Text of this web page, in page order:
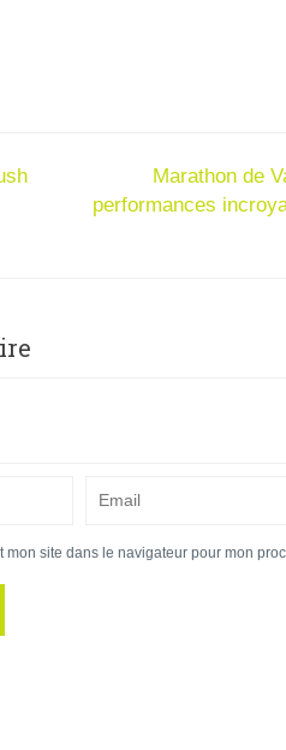
Marathon de
performances
mon site dans le navigateur pour mon